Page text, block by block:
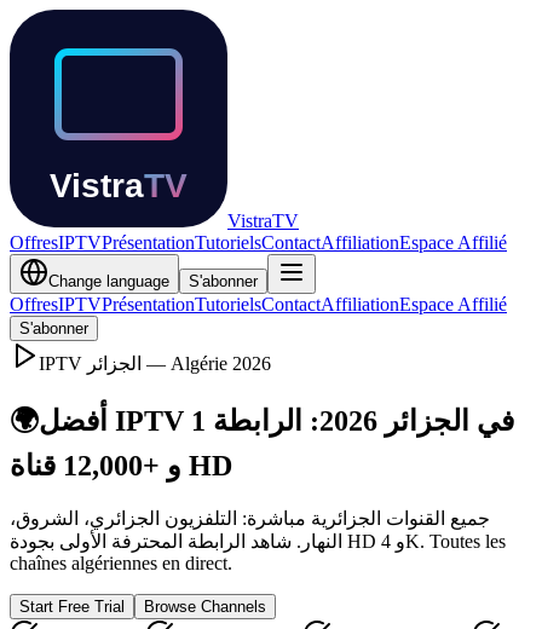
VistraTV
OffresIPTVPrésentationTutorielsContactAffiliationEspace Affilié
Change language S'abonner
OffresIPTVPrésentationTutorielsContactAffiliationEspace Affilié
S'abonner
IPTV الجزائر — Algérie 2026
🌍أفضل IPTV في الجزائر 2026: الرابطة 1
و +12,000 قناة HD
جميع القنوات الجزائرية مباشرة: التلفزيون الجزائري، الشروق،
النهار. شاهد الرابطة المحترفة الأولى بجودة HD و 4K. Toutes les
chaînes algériennes en direct.
Start Free Trial Browse Channels